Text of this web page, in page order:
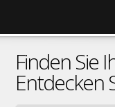
Finden Sie
Entdecken